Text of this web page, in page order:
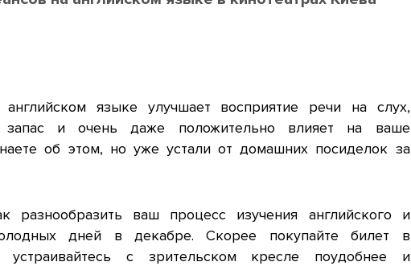
языке улучшает восприятие речи на слух,
запас и очень даже положительно влияет на ваше
об этом, но уже устали от домашних посиделок за
разнообразить ваш процесс изучения английского и
дней в декабре. Скорее покупайте билет в
устраивайтесь с зрительском кресле поудобнее и